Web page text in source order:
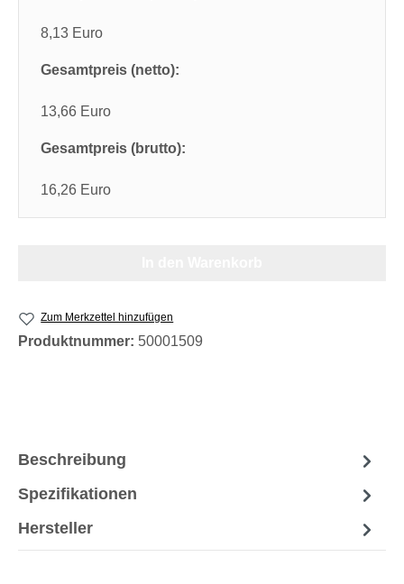
8,13 Euro
Gesamtpreis (netto):
13,66 Euro
Gesamtpreis (brutto):
16,26 Euro
Zum Merkzettel hinzufügen
Produktnummer: 50001509
Beschreibung
Spezifikationen
Hersteller